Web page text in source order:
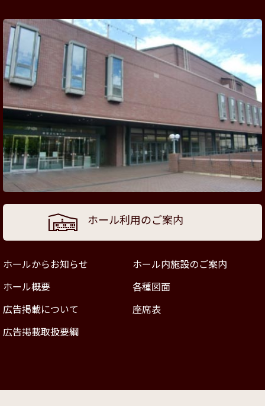
ホール利用のご案内
ホールからお知らせ
ホール内施設のご案内
ホール概要
各種図面
広告掲載について
座席表
広告掲載取扱要綱